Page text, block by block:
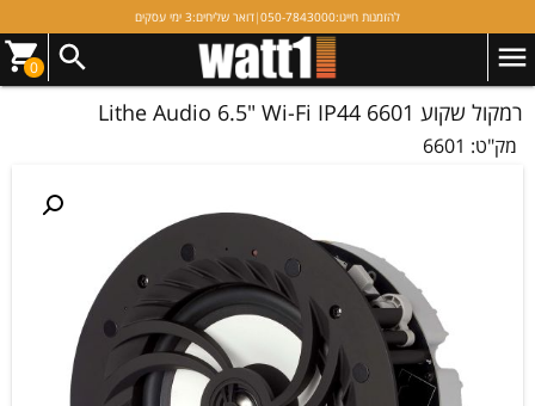
להזמנות חייגו:050-7843000
|דואר שליחים:3 ימי עסקים
0
רמקול שקוע Lithe Audio 6.5" Wi-Fi IP44 6601
מק"ט: 6601